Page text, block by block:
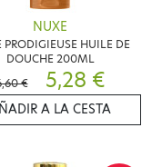
NUXE
PRODIGIEUSE HUILE DE
DOUCHE 200ML
€
5,28 €
A LA CESTA